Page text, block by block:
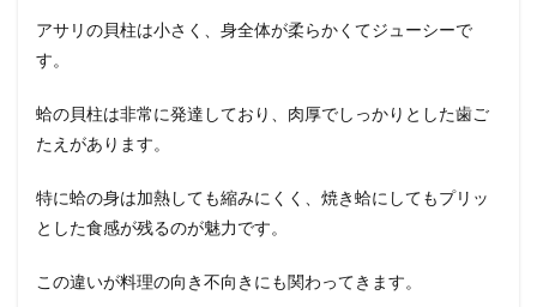
アサリの貝柱は小さく、身全体が柔らかくてジューシーで
す。
蛤の貝柱は非常に発達しており、肉厚でしっかりとした歯ご
たえがあります。
特に蛤の身は加熱しても縮みにくく、焼き蛤にしてもプリッ
とした食感が残るのが魅力です。
この違いが料理の向き不向きにも関わってきます。